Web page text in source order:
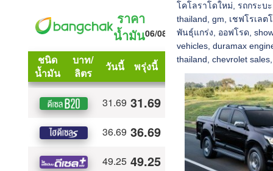
โคโลราโดใหม่ ,รถกระบ
thailand ,gm
เชฟโรเลต
พันธุ์แกร่ง
ออฟโรด ,
vehicles ,duramax
thailand ,chevrolet sales